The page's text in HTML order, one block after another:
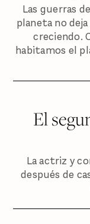
Las guerras
planeta no
creciendo.
habitamos el
El
La actriz y
después de